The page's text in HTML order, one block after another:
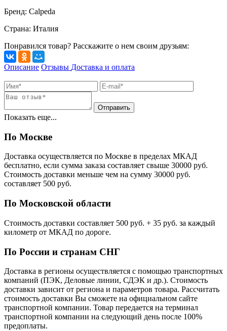
Бренд: Calpeda
Страна: Италия
Понравился товар? Расскажите о нем своим друзьям:
Описание Отзывы Доставка и оплата
Показать еще...
По Москве
Доставка осуществляется по Москве в пределах МКАД
бесплатно, если сумма заказа составляет свыше 30000 руб.
Стоимость доставки меньше чем на сумму 30000 руб.
cоставляет 500 руб.
По Московской области
Стоимость доставки cоставляет 500 руб. + 35 руб. за каждый
километр от МКАД по дороге.
По России и странам СНГ
Доставка в регионы осуществляется с помощью транспортных
компаний (ПЭК, Деловые линии, СДЭК и др.). Стоимость
доставки зависит от региона и параметров товара. Рассчитать
стоимость доставки Вы сможете на официальном сайте
транспортной компании. Товар передается на терминал
транспортной компании на следующий день после 100%
предоплаты.